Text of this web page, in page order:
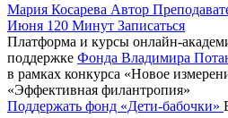
Мария Косарева Автор
Июня 120 Минут Записаться
Платформа и курсы онлайн-
поддержке Фонда Владимира
в рамках конкурса «Новое
«Эффективная филантропия»
Поддержать фонд «Дети-бабочки»